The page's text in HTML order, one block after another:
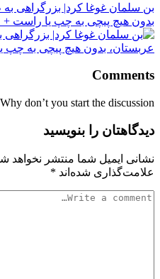
بدون هیچ پیچی به چپ یا راست
Comments
don’t you start the discussion?
دیدگاهتان را بنویسید
نشانی ایمیل شما منتشر نخواهد
علامت‌گذاری شده‌اند *